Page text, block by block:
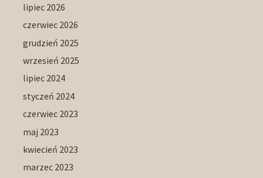
lipiec 2026
czerwiec 2026
grudzień 2025
wrzesień 2025
lipiec 2024
styczeń 2024
czerwiec 2023
maj 2023
kwiecień 2023
marzec 2023